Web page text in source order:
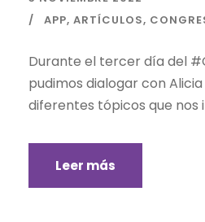
APP, ARTÍCULOS,
Durante el tercer día del
pudimos dialogar con
diferentes tópicos que nos
Leer más